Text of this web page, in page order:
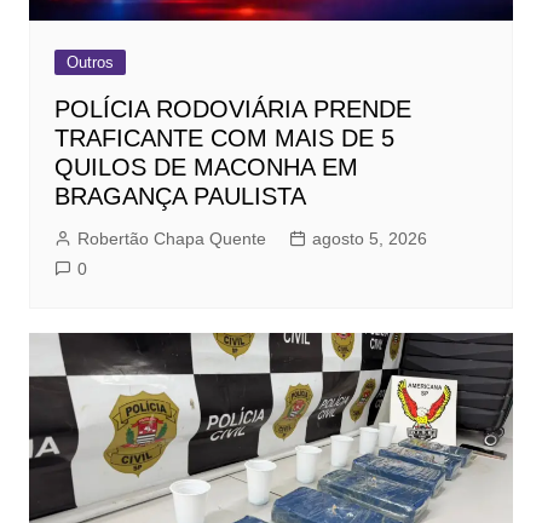
Outros
POLÍCIA RODOVIÁRIA PRENDE
TRAFICANTE COM MAIS DE 5
QUILOS DE MACONHA EM
BRAGANÇA PAULISTA
Robertão Chapa Quente
agosto 5, 2026
0